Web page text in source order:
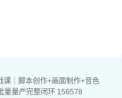
快速上手基础操作
化的搭建方法，实现办
内容生产的新路径
课｜脚本创作+画面制作+音色
量量产完整闭环 156578